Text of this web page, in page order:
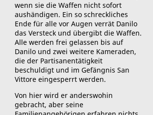
wenn sie die Waffen nicht sofort
aushändigen. Ein so schreckliches
Ende für alle vor Augen verrät Danilo
das Versteck und übergibt die Waffen.
Alle werden frei gelassen bis auf
Danilo und zwei weitere Kameraden,
die der Partisanentätigkeit
beschuldigt und im Gefängnis San
Vittore eingesperrt werden.
Von hier wird er anderswohin
gebracht, aber seine